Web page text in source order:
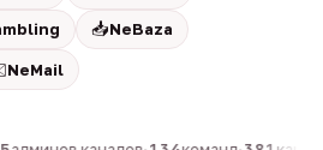
📥NeBaza
NeMail